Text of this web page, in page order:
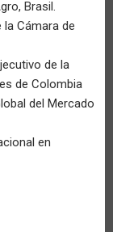
Brasil.
Cámara de
de la
de Colombia
del Mercado
en